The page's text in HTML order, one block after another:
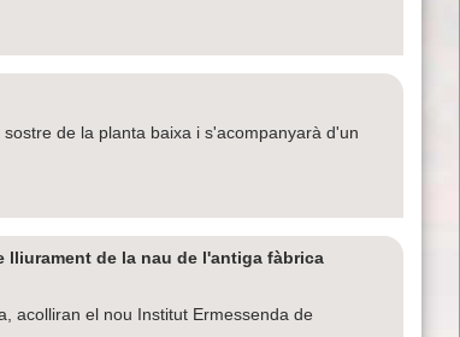
de la planta baixa i s'acompanyarà d'un
lliurament de la nau de l'antiga fàbrica
acolliran el nou Institut Ermessenda de